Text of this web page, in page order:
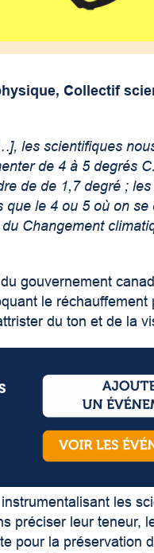
Collectif
les scientifiques
de 4 à 5 degrés
de de 1,7 degré ;
le 4 ou 5 où on
Changement
gouvernement
le
du ton et de la
les
préciser leur teneur,
pour la préservation